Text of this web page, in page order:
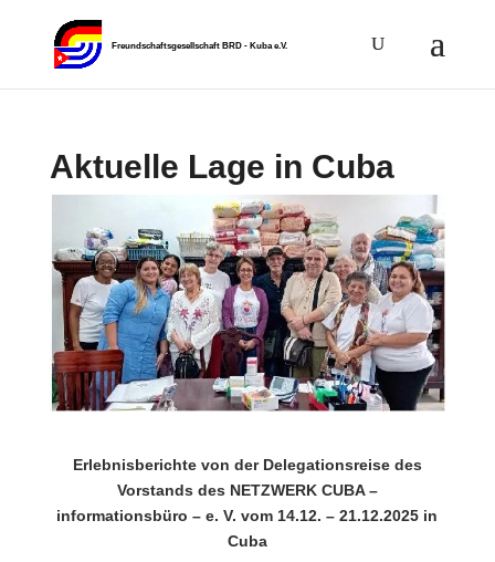
Aktuelle Lage in Cuba
Erlebnisberichte von der Delegationsreise des
Vorstands des NETZWERK CUBA –
informationsbüro – e. V. vom 14.12. – 21.12.2025 in
Cuba